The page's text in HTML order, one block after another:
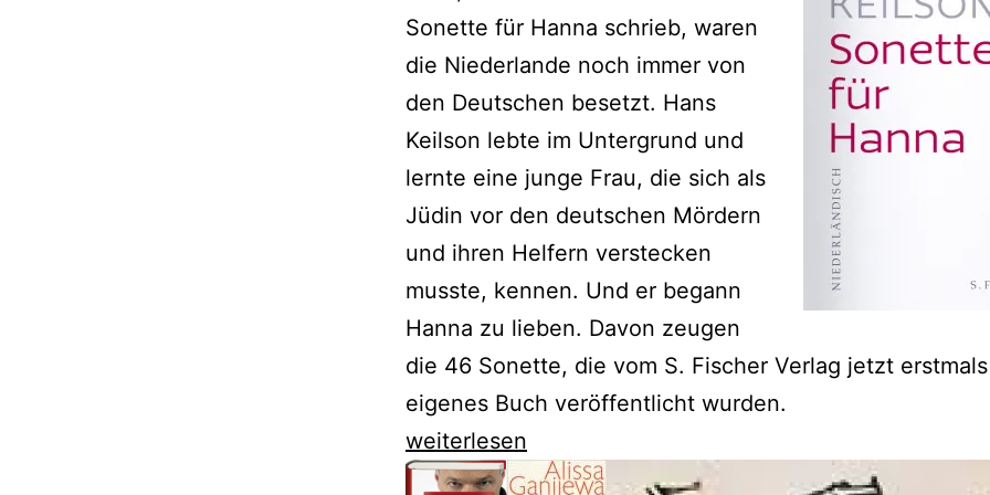
Sonette für Hanna schrieb, waren
die Niederlande noch immer von
den Deutschen besetzt. Hans
Keilson lebte im Untergrund und
lernte eine junge Frau, die sich als
Jüdin vor den deutschen Mördern
und ihren Helfern verstecken
musste, kennen. Und er begann
Hanna zu lieben. Davon zeugen
die 46 Sonette, die vom S. Fischer Verlag jetzt
eigenes Buch veröffentlicht wurden.
Hans
Keilsons
weiterlesen